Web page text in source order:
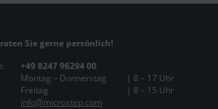
Sie gerne persönlich!
+49 8247 96294 00
Montag – Donnerstag
| 8 – 17 Uhr
Freitag
| 8 – 15 Uhr
info@microstep.com